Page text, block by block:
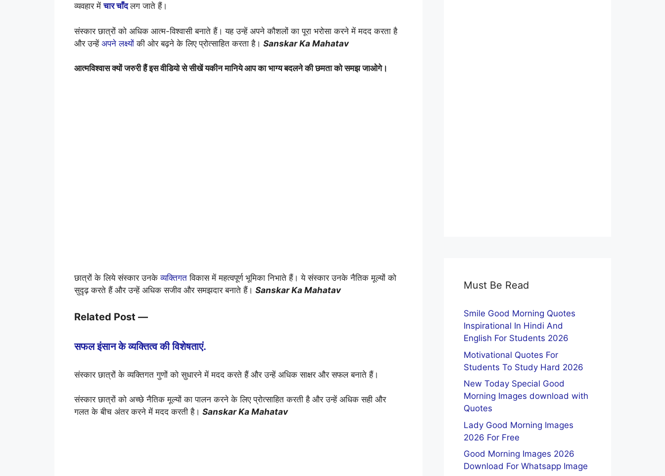
व्यवहार मेंचार चाँदलग जाते हैं।
संस्कार छात्रों को अधिक आत्म-विश्वासी बनाते हैं। यह उन्हें अपने कौशलों का पूरा भरोसा करने में मदद करता है
और उन्हें अपने लक्ष्योंकी ओर बढ़ने के लिए प्रोत्साहित करता है। Sanskar Ka Mahatav
आत्मविश्वास क्यों जरुरी हैं इस वीडियो से सीखें यकीन मानिये आप का भाग्य बदलने की छमता को समझ जाओगे।
छात्रों के लिये संस्कार उनकेव्यक्तिगतविकास में महत्वपूर्ण भूमिका निभाते हैं। ये संस्कार उनके नैतिक मूल्यों को
सुदृढ़ करते हैं और उन्हें अधिक सजीव और समझदार बनाते हैं। Sanskar Ka Mahatav
Related Post —
सफल इंसान के व्यक्तित्व की विशेषताएं.
संस्कार छात्रों के व्यक्तिगत गुणों को सुधारने में मदद करते हैं और उन्हें अधिक साक्षर और सफल बनाते हैं।
संस्कार छात्रों को अच्छे नैतिक मूल्यों का पालन करने के लिए प्रोत्साहित करती है और उन्हें अधिक सही और
गलत के बीच अंतर करने में मदद करती है। Sanskar Ka Mahatav
Must Be Read
Smile Good Morning Quotes
Inspirational In Hindi And
English For Students 2026
Motivational Quotes For
Students To Study Hard 2026
New Today Special Good
Morning Images download with
Quotes
Lady Good Morning Images
2026 For Free
Good Morning Images 2026
Download For Whatsapp Image